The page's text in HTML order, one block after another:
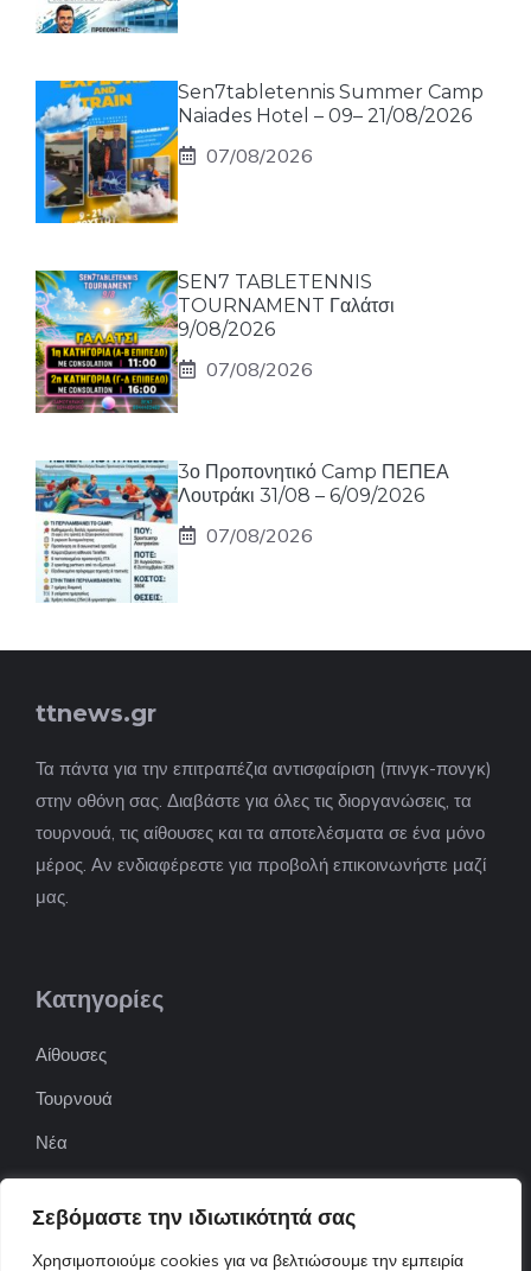
Σεβόμαστε την ιδιωτικότητά σας
Χρησιμοποιούμε cookies για να βελτιώσουμε την εμπειρία
Sen7tabletennis Summer Camp
Naiades Hotel – 09– 21/08/2026
07/08/2026
SEN7 TABLETENNIS
TOURNAMENT Γαλάτσι
9/08/2026
07/08/2026
3ο Προπονητικό Camp ΠΕΠΕΑ
Λουτράκι 31/08 – 6/09/2026
07/08/2026
ttnews.gr
Τα πάντα για την επιτραπέζια αντισφαίριση (πινγκ-πονγκ)
στην οθόνη σας. Διαβάστε για όλες τις διοργανώσεις, τα
τουρνουά, τις αίθουσες και τα αποτελέσματα σε ένα μόνο
μέρος. Αν ενδιαφέρεστε για προβολή επικοινωνήστε μαζί
μας.
Κατηγορίες
Αίθουσες
Τουρνουά
Νέα
Επιχειρήσεις
ΠΟΦΕΠΑ